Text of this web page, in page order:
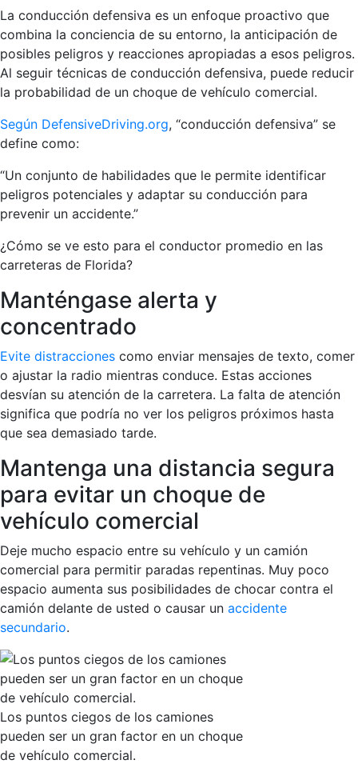
La conducción defensiva es un enfoque proactivo que
combina la conciencia de su entorno, la anticipación de
posibles peligros y reacciones apropiadas a esos peligros.
Al seguir técnicas de conducción defensiva, puede reducir
la probabilidad de un choque de vehículo comercial.
Según DefensiveDriving.org, “conducción defensiva” se
define como:
“Un conjunto de habilidades que le permite identificar
peligros potenciales y adaptar su conducción para
prevenir un accidente.”
¿Cómo se ve esto para el conductor promedio en las
carreteras de Florida?
Manténgase alerta y
concentrado
Evite distracciones como enviar mensajes de texto, comer
o ajustar la radio mientras conduce. Estas acciones
desvían su atención de la carretera. La falta de atención
significa que podría no ver los peligros próximos hasta
que sea demasiado tarde.
Mantenga una distancia segura
para evitar un choque de
vehículo comercial
Deje mucho espacio entre su vehículo y un camión
comercial para permitir paradas repentinas. Muy poco
espacio aumenta sus posibilidades de chocar contra el
camión delante de usted o causar un accidente
secundario.
Los puntos ciegos de los camiones
pueden ser un gran factor en un choque
de vehículo comercial.